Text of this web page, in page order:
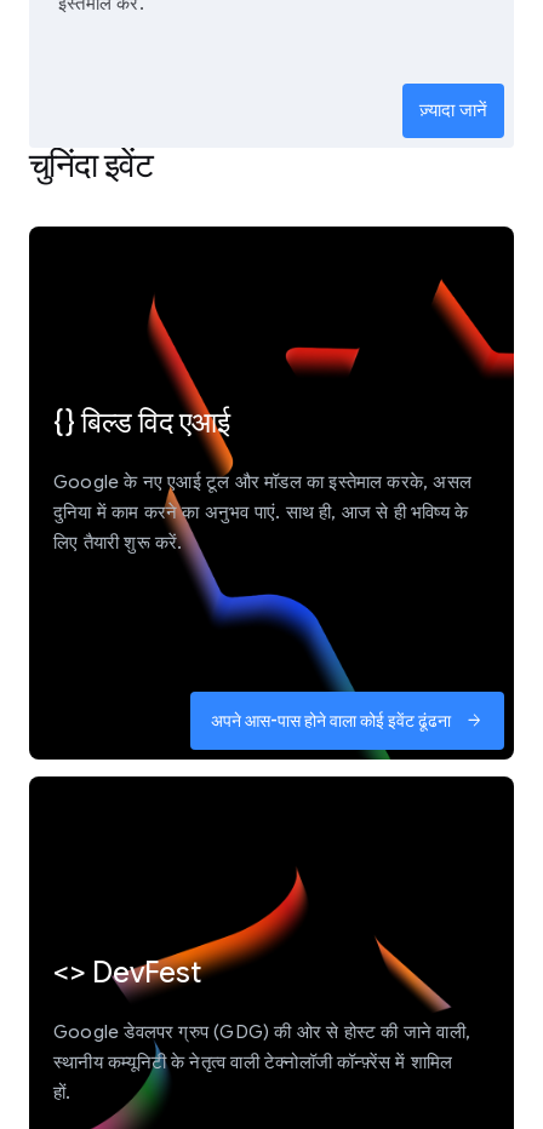
ज़्यादा जानें
चुनिंदा इवेंट
{} बिल्ड विद एआई
Google के नए एआई टूल और मॉडल का इस्तेमाल करके, असल
दुनिया में काम करने का अनुभव पाएं. साथ ही, आज से ही भविष्य के
लिए तैयारी शुरू करें.
अपने आस-पास होने वाला कोई इवेंट ढूंढना arrow_forward
<> DevFest
Google डेवलपर ग्रुप (GDG) की ओर से होस्ट की जाने वाली,
स्थानीय कम्यूनिटी के नेतृत्व वाली टेक्नोलॉजी कॉन्फ़्रेंस में शामिल
हों.